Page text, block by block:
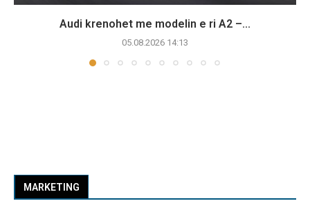
Audi krenohet me modelin e ri A2 –...
05.08.2026 14:13
MARKETING